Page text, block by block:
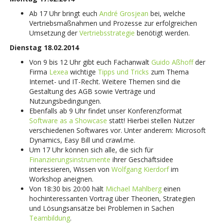
Ab 17 Uhr bringt euch André Grosjean bei, welche
Vertriebsmaßnahmen und Prozesse zur erfolgreichen
Umsetzung der Vertriebsstrategie benötigt werden.
Dienstag 18.02.2014
Von 9 bis 12 Uhr gibt euch Fachanwalt Guido Aßhoffder
Firma Lexea wichtige Tipps und Tricks zum Thema
Internet- und IT-Recht. Weitere Themen sind die
Gestaltung des AGB sowie Verträge und
Nutzungsbedingungen.
Ebenfalls ab 9 Uhr findet unser Konferenzformat
Software as a Showcase statt! Hierbei stellen Nutzer
verschiedenen Softwares vor. Unter anderem: Microsoft
Dynamics, Easy Bill und crawl.me.
Um 17 Uhr können sich alle, die sich für
Finanzierungsinstrumente ihrer Geschäftsidee
interessieren, Wissen von Wolfgang Kierdorfim
Workshop aneignen.
Von 18:30 bis 20:00 hält Michael Mahlberg einen
hochinteressanten Vortrag über Theorien, Strategien
und Lösungsansätze bei Problemen in Sachen
Teambildung.